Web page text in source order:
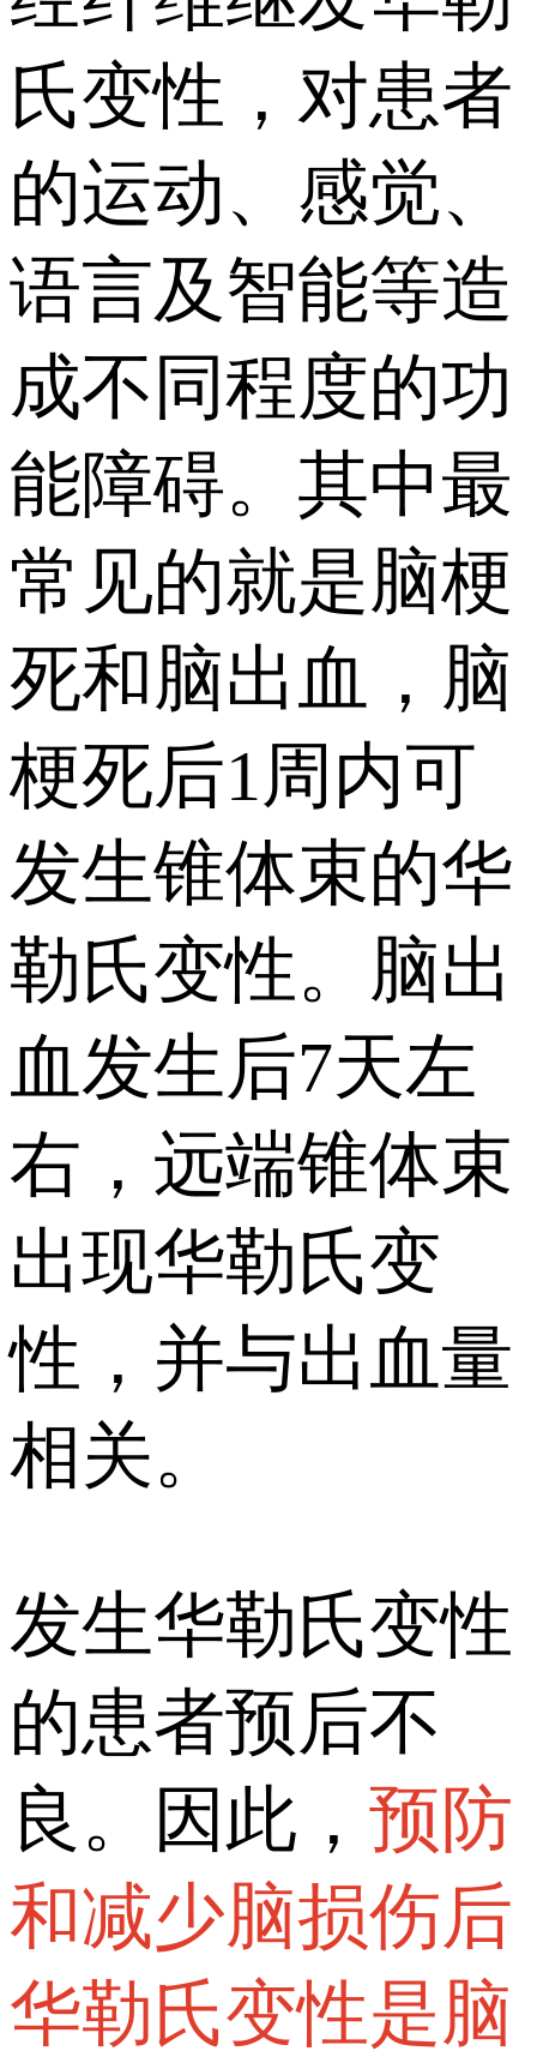
氏变性，对患者
的运动、感觉、
语言及智能等造
成不同程度的功
能障碍。其中最
常见的就是脑梗
死和脑出血，脑
梗死后1周内可
发生锥体束的华
勒氏变性。脑出
血发生后7天左
右，远端锥体束
出现华勒氏变
性，并与出血量
相关。
发生华勒氏变性
的患者预后不
良。因此， 预防
和减少脑损伤后
华勒氏变性是脑